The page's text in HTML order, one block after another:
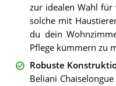
zur idealen Wahl für
solche mit
du dein
Pflege kümmern zu
Robuste
Beliani